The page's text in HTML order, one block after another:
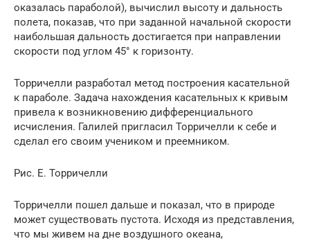
оказалась параболой), вычислил высоту и дальность
полета, показав, что при заданной начальной скорости
наибольшая дальность достигается при направлении
скорости под углом 45° к горизонту.
Торричелли разработал метод построения касательной
к параболе. Задача нахождения касательных к кривым
привела к возникновению дифференциального
исчисления. Галилей пригласил Торричелли к себе и
сделал его своим учеником и преемником.
Рис. Е. Торричелли
Торричелли пошел дальше и показал, что в природе
может существовать пустота. Исходя из представления,
что мы живем на дне воздушного океана,